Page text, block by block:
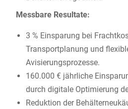
Messbare Resultate:
3 % Einsparung bei
Transportplanung und
Avisierungsprozesse.
160.000 € jährliche
durch digitale Optimierung
Reduktion der